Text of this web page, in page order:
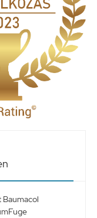
Baumacol